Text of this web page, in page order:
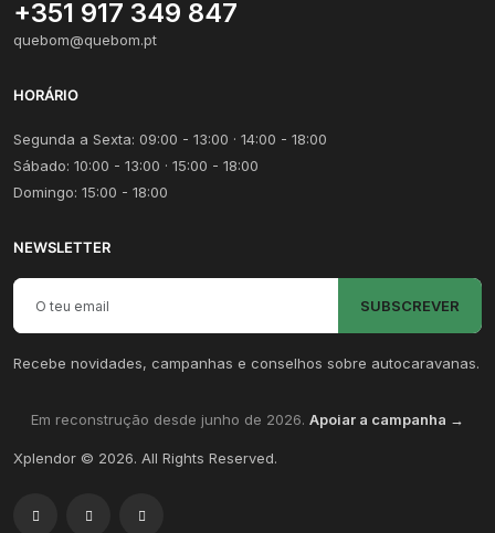
+351 917 349 847
quebom@quebom.pt
HORÁRIO
Segunda a Sexta: 09:00 - 13:00 · 14:00 - 18:00
Sábado: 10:00 - 13:00 · 15:00 - 18:00
Domingo: 15:00 - 18:00
NEWSLETTER
Email para newsletter
SUBSCREVER
Recebe novidades, campanhas e conselhos sobre autocaravanas.
Em reconstrução desde junho de 2026. Apoiar a campanha →
Xplendor © 2026. All Rights Reserved.